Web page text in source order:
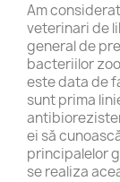
Am
veterinari de
general de
bacteriilor
este data de
sunt prima
ei să
principalelor
se realiza